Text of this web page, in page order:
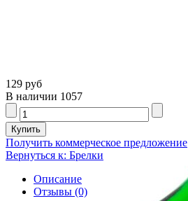
129 руб
В наличии 1057
Получить коммерческое предложение
Вернуться к: Брелки
Описание
Отзывы (0)